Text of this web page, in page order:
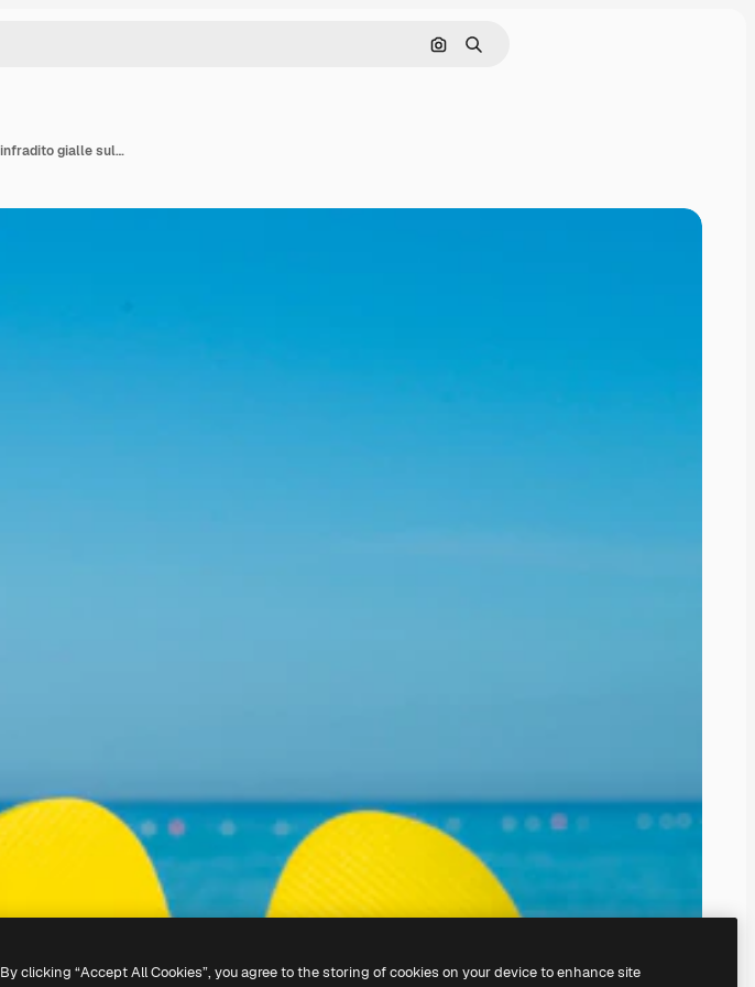
Cerca per immagine
Ricerca
Viaggio via mare. Vacanza al mare. Occhiali da sole rossi e infradito gialle sulla spiaggia sabbiosa.
By clicking “Accept All Cookies”, you agree to the storing of cookies on your device to enhance site